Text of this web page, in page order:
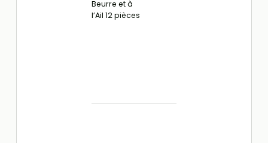
Beurre et à
l’Ail 12 pièces